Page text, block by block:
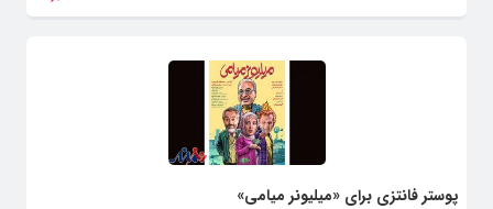
پوستر فانتزی برای «میلیونر میامی»